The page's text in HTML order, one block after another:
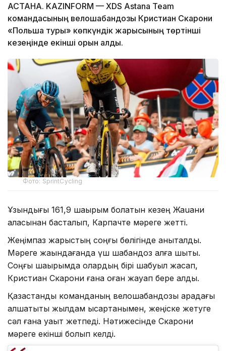
АСТАНА. KAZINFORM — XDS Astana Team
командасының велошабандозы Кристиан Скарони
«Польша туры» көпкүндік жарысының төртінші
кезеңінде екінші орын алды.
Фото: SprintCycling
Ұзындығы 161,9 шақырым болатын кезең Жаuани
қаласынан басталып, Карпачте мәреге жетті.
Жеңімпаз жарыстың соңғы бөлігінде анықталды.
Мәреге жақындағанда үш шабандоз алға шықты.
Соңғы шақырымда олардың бірі шабуыл жасап,
Кристиан Скарони ғана оған жауап бере алды.
Қазақстандық команданың велошабандозы арадағы
алшақтықты жылдам қысқартқанымен, жеңіске жетуге
сәл ғана уақыт жетпеді. Нәтижесінде Скарони
мәреге екінші болып келді.